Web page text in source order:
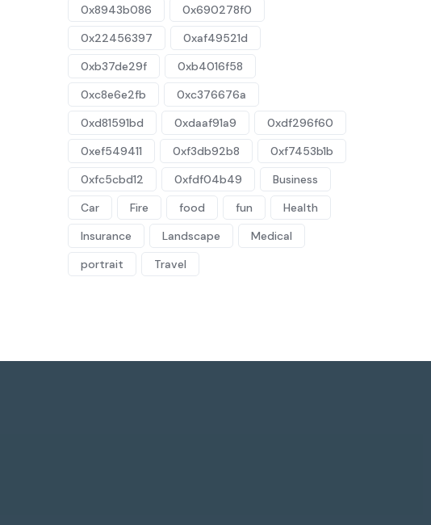
0x8943b086
0x690278f0
0x22456397
0xaf49521d
0xb37de29f
0xb4016f58
0xc8e6e2fb
0xc376676a
0xd81591bd
0xdaaf91a9
0xdf296f60
0xef549411
0xf3db92b8
0xf7453b1b
0xfc5cbd12
0xfdf04b49
Business
Car
Fire food fun
Health
Insurance
Landscape
Medical
portrait
Travel